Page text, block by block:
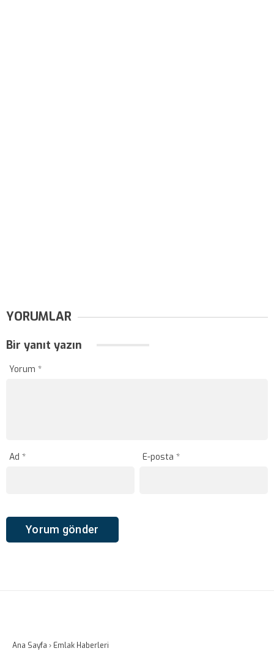
YORUMLAR
Bir yanıt yazın
Yorum *
Ad * E-posta*
Ana Sayfa › Emlak Haberleri